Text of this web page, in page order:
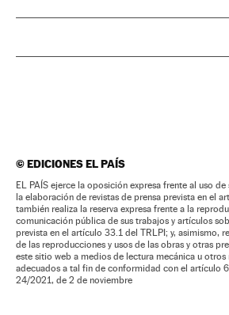
©EDICIONES EL PAÍS
EL PAÍS ejerce la oposición expresa frente al uso
la elaboración de revistas de prensa prevista en el
también realiza la reserva expresa frente a la
comunicación pública de sus trabajos y artículos
prevista en el artículo 33.1 del TRLPI; y, asimismo,
de las reproducciones y usos de las obras y otras
este sitio web a medios de lectura mecánica u otros
adecuados a tal fin de conformidad con el artículo
24/2021, de 2 de noviembre